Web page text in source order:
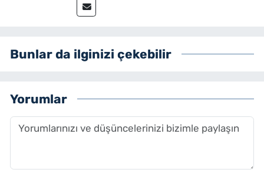
Bunlar da ilginizi çekebilir
Yorumlar